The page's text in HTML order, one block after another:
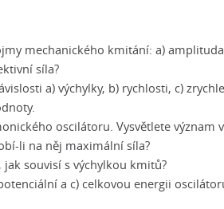
mechanického kmitání: a)
síla?
a) výchylky, b) rychlosti, c)
oscilátoru. Vysvětlete význam
li na něj maximální síla?
souvisí s výchylkou kmitů?
a c) celkovou energii